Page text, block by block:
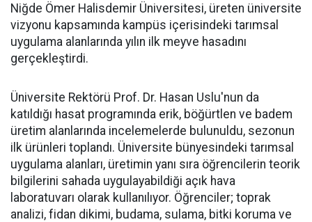
Niğde Ömer Halisdemir Üniversitesi, üreten üniversite
vizyonu kapsamında kampüs içerisindeki tarımsal
uygulama alanlarında yılın ilk meyve hasadını
gerçekleştirdi.
Üniversite Rektörü Prof. Dr. Hasan Uslu'nun da
katıldığı hasat programında erik, böğürtlen ve badem
üretim alanlarında incelemelerde bulunuldu, sezonun
ilk ürünleri toplandı. Üniversite bünyesindeki tarımsal
uygulama alanları, üretimin yanı sıra öğrencilerin teorik
bilgilerini sahada uygulayabildiği açık hava
laboratuvarı olarak kullanılıyor. Öğrenciler; toprak
analizi, fidan dikimi, budama, sulama, bitki koruma ve